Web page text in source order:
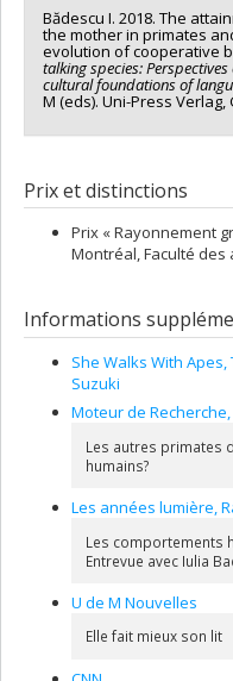
Bădescu I. 2018. The
the mother in primates
evolution of cooperative
talking species:
cultural foundations of
M (eds). Uni-Press Verlag,
Prix et distinctions
Prix « Rayonnement
Montréal, Faculté des
Informations
She Walks With
Suzuki
Moteur de
Les autres primates
humains?
Les années lumière,
Les comportements
Entrevue avec Iulia
U de M Nouvelles
Elle fait mieux son lit